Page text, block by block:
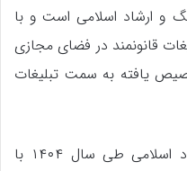
و ارشاد اسلامی است و با
قانونمند در فضای مجازی
یافته به سمت تبلیغات
گفتنی است؛ وزارت فرهنگ و ارشاد اسلامی طی سال ۱۴۰۴ با